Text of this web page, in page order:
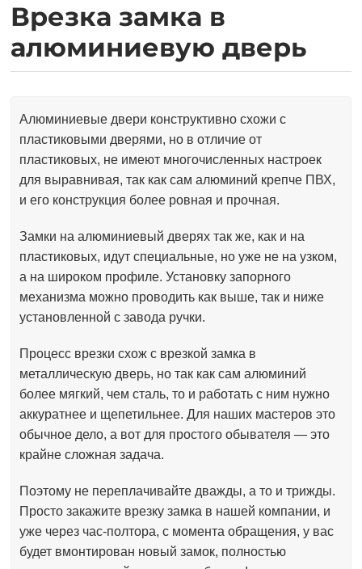
Врезка замка в
алюминиевую дверь
Алюминиевые двери конструктивно схожи с
пластиковыми дверями, но в отличие от
пластиковых, не имеют многочисленных настроек
для выравнивая, так как сам алюминий крепче ПВХ,
и его конструкция более ровная и прочная.
Замки на алюминиевый дверях так же, как и на
пластиковых, идут специальные, но уже не на узком,
а на широком профиле. Установку запорного
механизма можно проводить как выше, так и ниже
установленной с завода ручки.
Процесс врезки схож с врезкой замка в
металлическую дверь, но так как сам алюминий
более мягкий, чем сталь, то и работать с ним нужно
аккуратнее и щепетильнее. Для наших мастеров это
обычное дело, а вот для простого обывателя — это
крайне сложная задача.
Поэтому не переплачивайте дважды, а то и трижды.
Просто закажите врезку замка в нашей компании, и
уже через час-полтора, с момента обращения, у вас
будет вмонтирован новый замок, полностью